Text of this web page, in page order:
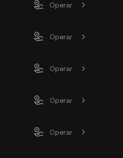
Operar
Operar
Operar
Operar
Operar